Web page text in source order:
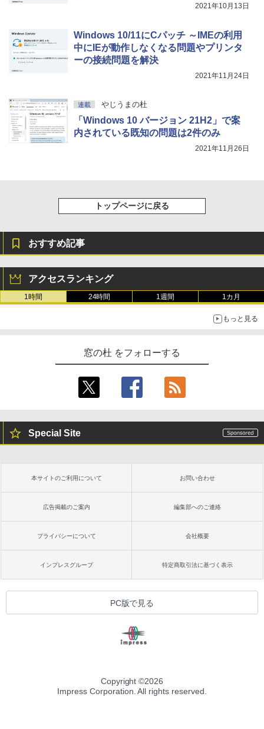
11インチカラーディスプレイ、64GBスト
き、グラファイト
￥115,980
2021年10月13日
Windows 10/11にCパッチ ～IMEの利用
中にIEが動作しなくなる問題やプリンタ
ーの接続問題を解決
2021年11月24日
連載 やじうまの杜
「Windows 10 バージョン 21H2」で案
内されている既知の問題は2件のみ
2021年11月26日
トップページに戻る
おすすめ記事
アクセスランキング
1時間 24時間 1週間 1カ月
もっと見る
窓の杜 をフォローする
Special Site
本サイトのご利用について お問い合わせ
広告掲載のご案内 編集部へのご連絡
プライバシーについて 会社概要
インプレスグループ 特定商取引法に基づく表示
PC版で見る
Copyright ©2026
Impress Corporation. All rights reserved.